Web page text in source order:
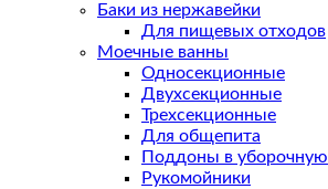
Баки из нержавейки
Для пищевых отходов
Моечные ванны
Односекционные
Двухсекционные
Трехсекционные
Для общепита
Поддоны в уборочную
Рукомойники